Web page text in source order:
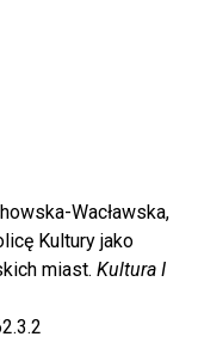
Wacławska,
Kultury jako
miast. Kultura I